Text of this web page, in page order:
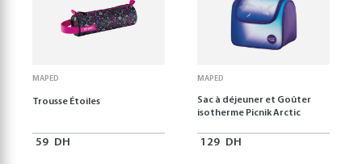
MAPED
Trousse Étoiles
59 DH
MAPED
Sac à déjeuner et Goûter
isotherme Picnik Arctic
129 DH